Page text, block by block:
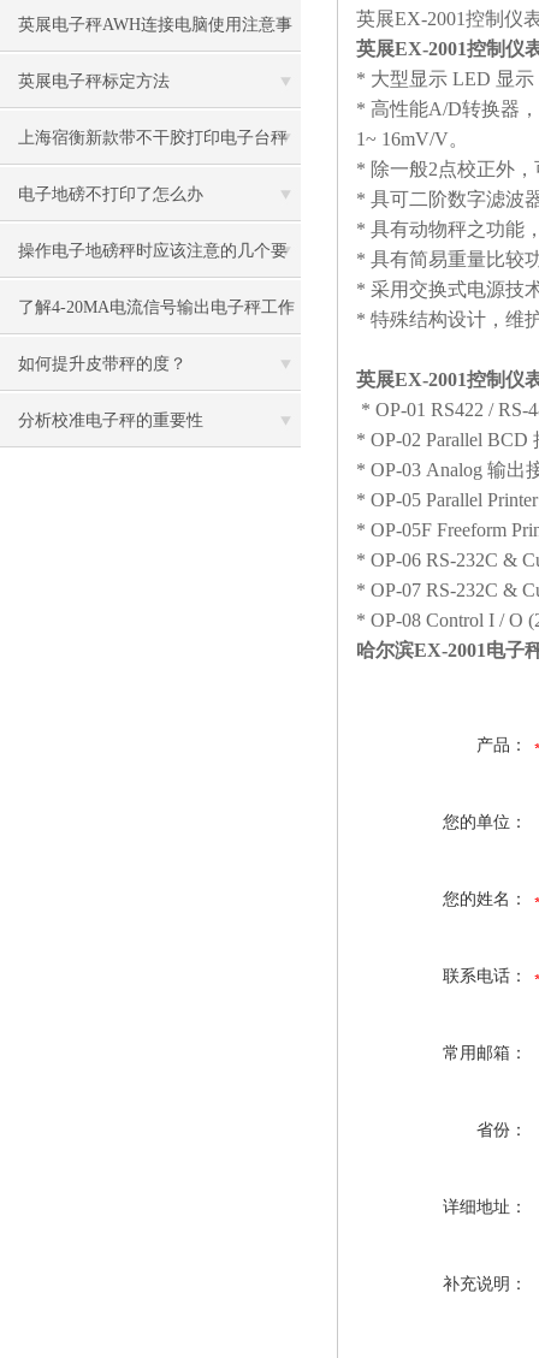
英展电子秤AWH连接电脑使用注意事
项
英展电子秤标定方法
上海宿衡新款带不干胶打印电子台秤
特色
电子地磅不打印了怎么办
操作电子地磅秤时应该注意的几个要
点
了解4-20MA电流信号输出电子秤工作
原理
如何提升皮带秤的度？
分析校准电子秤的重要性
英展EX-2001控制仪
英展EX-2001控制仪
* 大型显示 LED 显示
* 高性能A/D转换器
1~ 16mV/V。
* 除一般2点校正外
* 具可二阶数字滤波
* 具有动物秤之功能
* 具有简易重量比较
* 采用交换式电源技
* 特殊结构设计，维
英展EX-2001控制仪
* OP-01 RS422 / RS-
* OP-02 Parallel
* OP-03 Analog 输出
* OP-05 Parallel
* OP-05F Freeform
* OP-06 RS-232C &
* OP-07 RS-232C &
* OP-08 Control I / O
哈尔滨EX-2001电子
产品：
您的单位：
您的姓名：
联系电话：
常用邮箱：
省份：
详细地址：
补充说明：